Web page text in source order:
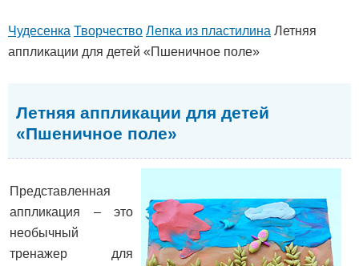
Чудесенка Творчество Лепка из пластилина Летняя
аппликации для детей «Пшеничное поле»
Летняя аппликации для детей
«Пшеничное поле»
Представленная
аппликация – это
необычный
тренажер для